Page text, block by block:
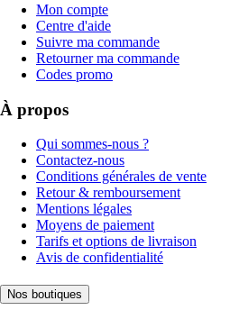
Mon compte
Centre d'aide
Suivre ma commande
Retourner ma commande
Codes promo
À propos
Qui sommes-nous ?
Contactez-nous
Conditions générales de vente
Retour & remboursement
Mentions légales
Moyens de paiement
Tarifs et options de livraison
Avis de confidentialité
Nos boutiques